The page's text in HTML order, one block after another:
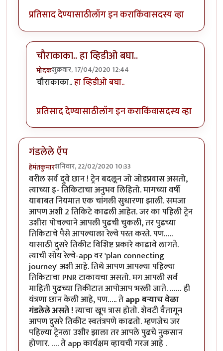
प्रतिसाद देण्यासाठीलॉग इन कराकिंवासदस्य व्हा
चौराकाका.. हा व्हिडीओ बघा..
मोदकशुक्रवार, 17/04/2020 12:44
In reply toअंकाई पेक्षा वेगळाच प्रकार " विल्यमस लूप "
चौराकाका..हा व्हिडीओ बघा..
प्रतिसाद देण्यासाठीलॉग इन कराकिंवासदस्य व्हा
गंडलेले ऍप
हेमंतकुमारशनिवार, 22/02/2020 10:33
वरील सर्व दुवे छान ! ट्रेन बदलून जो जोडप्रवास असतो,
त्याच्या इ- तिकिटाचा अनुभव लिहितो. मागच्या वर्षी
याबाबत नियमात एक चांगली सुधारणा झाली. समजा
आपण अशी 2 तिकिटे काढली आहेत. जर का पहिली ट्रेन
उशीरा पोचल्याने आपली पुढची चुकली, तर पुढच्या
तिकिटाचे पैसे आपल्याला रेल्वे परत करते. पण…..
यासाठी दुसरे तिकीट विशिष्ट प्रकारे काढावे लागते.
त्याची सोय रेल्वे-app वर 'plan connecting
journey' अशी आहे. तिथे आपण आपल्या पहिल्या
तिकिटाचा PNR टाकायचा असतो. मग आपली सर्व
माहिती पुढच्या तिकीटात आपोआप भरली जाते. …… ही
यंत्रणा छान केली आहे, पण….. तेapp बऱ्याच वेळा
गंडलेले असते! त्याचा खूप त्रास होतो. शेवटी वैतागून
आपण दुसरे तिकीट स्वतंत्रपणे काढतो. म्हणजेच जर
पहिल्या ट्रेनला उशीर झाला तर आपले पुढचे नुकसान
होणार. …. ते app कार्यक्षम व्हायची गरज आहे .